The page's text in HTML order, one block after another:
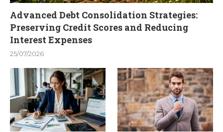
Advanced Debt Consolidation Strategies:
Preserving Credit Scores and Reducing
Interest Expenses
25/07/2026